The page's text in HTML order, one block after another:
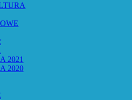
2021
2020